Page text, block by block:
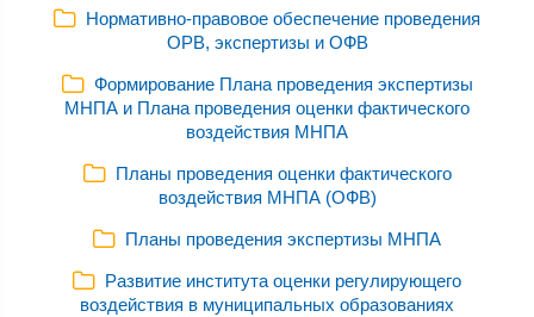
Нормативно-правовое обеспечение проведения
ОРВ, экспертизы и ОФВ
Формирование Плана проведения экспертизы
МНПА и Плана проведения оценки фактического
воздействия МНПА
Планы проведения оценки фактического
воздействия МНПА (ОФВ)
Планы проведения экспертизы МНПА
Развитие института оценки регулирующего
воздействия в муниципальных образованиях